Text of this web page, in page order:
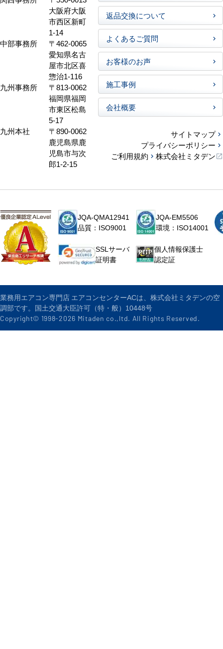
大阪府大阪
市西区新町
1-14
中部事務所
〒462-0065
愛知県名古
屋市北区喜
惣治1-116
九州事務所
〒813-0062
福岡県福岡
市東区松島
5-17
九州本社
〒890-0062
鹿児島県鹿
児島市与次
郎1-2-15
返品交換について
よくあるご質問
お客様のお声
施工事例
会社概要
サイトマップ
プライバシーポリシー
ご利用規約
株式会社ミタデン
JQA-QMA12941
品質：ISO9001
JQA-EM5506
環境：ISO14001
SSLサーバ
証明書
個人情報保護士
認定証
業務用エアコン専門店 エアコンセンターACは、株式会社ミタデンの空
調部です。国土交通大臣許可（特・般）10448号
Copyright© 1998-2026 Mitaden co.,ltd. All Rights Reserved.